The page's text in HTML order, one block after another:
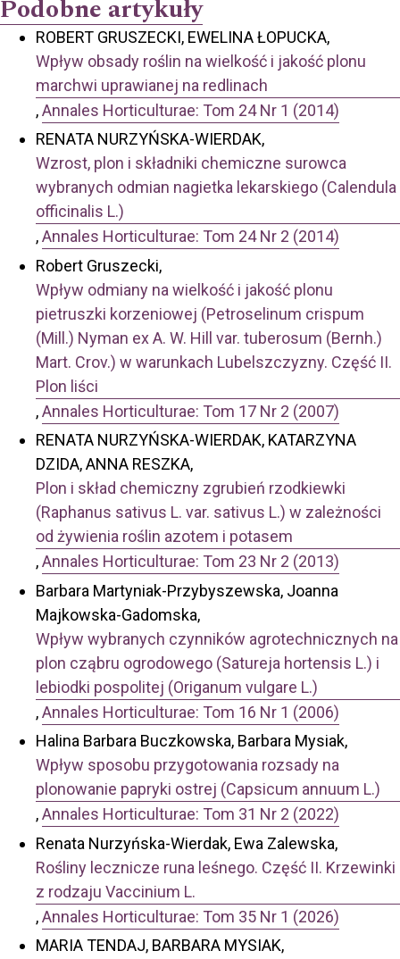
Podobne artykuły
ROBERT GRUSZECKI, EWELINA ŁOPUCKA,
Wpływ obsady roślin na wielkość i jakość plonu
marchwi uprawianej na redlinach
,Annales Horticulturae: Tom 24 Nr 1 (2014)
RENATA NURZYŃSKA-WIERDAK,
Wzrost, plon i składniki chemiczne surowca
wybranych odmian nagietka lekarskiego (Calendula
officinalis L.)
,Annales Horticulturae: Tom 24 Nr 2 (2014)
Robert Gruszecki,
Wpływ odmiany na wielkość i jakość plonu
pietruszki korzeniowej (Petroselinum crispum
(Mill.) Nyman ex A. W. Hill var. tuberosum (Bernh.)
Mart. Crov.) w warunkach Lubelszczyzny. Część II.
Plon liści
,Annales Horticulturae: Tom 17 Nr 2 (2007)
RENATA NURZYŃSKA-WIERDAK, KATARZYNA
DZIDA, ANNA RESZKA,
Plon i skład chemiczny zgrubień rzodkiewki
(Raphanus sativus L. var. sativus L.) w zależności
od żywienia roślin azotem i potasem
,Annales Horticulturae: Tom 23 Nr 2 (2013)
Barbara Martyniak-Przybyszewska, Joanna
Majkowska-Gadomska,
Wpływ wybranych czynników agrotechnicznych na
plon cząbru ogrodowego (Satureja hortensis L.) i
lebiodki pospolitej (Origanum vulgare L.)
,Annales Horticulturae: Tom 16 Nr 1 (2006)
Halina Barbara Buczkowska, Barbara Mysiak,
Wpływ sposobu przygotowania rozsady na
plonowanie papryki ostrej (Capsicum annuum L.)
,Annales Horticulturae: Tom 31 Nr 2 (2022)
Renata Nurzyńska-Wierdak, Ewa Zalewska,
Rośliny lecznicze runa leśnego. Część II. Krzewinki
z rodzaju Vaccinium L.
,Annales Horticulturae: Tom 35 Nr 1 (2026)
MARIA TENDAJ, BARBARA MYSIAK,